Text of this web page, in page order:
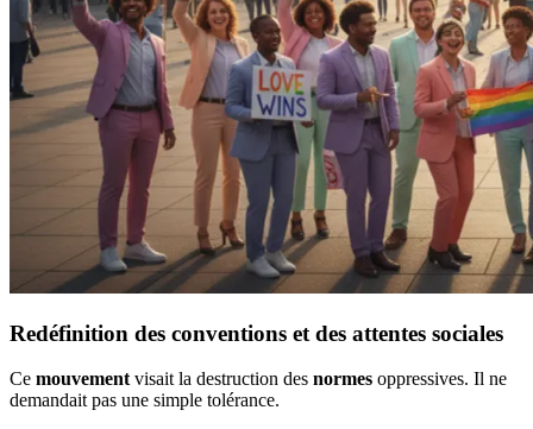
Redéfinition des conventions et des attentes sociales
Ce mouvement visait la destruction des normes oppressives. Il ne
demandait pas une simple tolérance.